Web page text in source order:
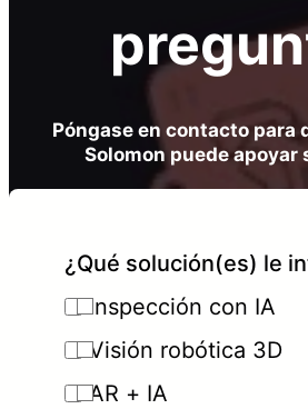
Póngase en contacto para
Solomon puede apoyar
¿Qué solución(es) le
Inspección con IA
Visión robótica 3D
AR + IA